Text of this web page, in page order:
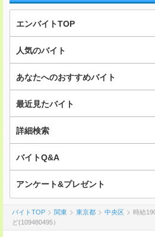
エンバイトTOP
人気のバイト
あなたへのおすすめバイト
最近見たバイト
詳細検索
バイトQ&A
アンケート&プレゼント
バイトTOP 関東 東京都 中央区
時給
ど(109480495）